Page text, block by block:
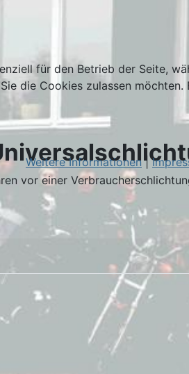
vor einer
für den Betrieb der Seite,
die Cookies zulassen
Weitere Informationen |